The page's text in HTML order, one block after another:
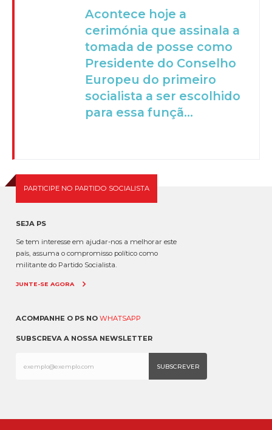
Acontece hoje a
cerimónia que assinala a
tomada de posse como
Presidente do Conselho
Europeu do primeiro
socialista a ser escolhido
para essa funçã...
PARTICIPE NO PARTIDO SOCIALISTA
SEJA PS
Se tem interesse em ajudar-nos a melhorar este
país, assuma o compromisso político como
militante do Partido Socialista.
JUNTE-SE AGORA
ACOMPANHE O PS NO WHATSAPP
SUBSCREVA A NOSSA NEWSLETTER